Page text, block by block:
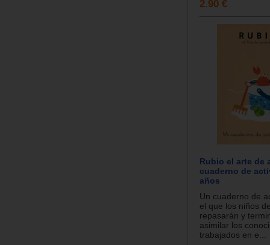
2.90 €
Rubio el arte de
cuaderno de
años
Un cuaderno de
el que los niños
repasarán y
asimilar los
trabajados en e...